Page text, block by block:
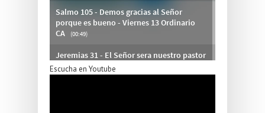
Escucha en Youtube